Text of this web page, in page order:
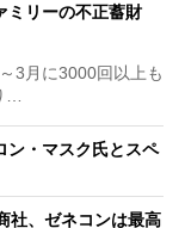
ミリーの不正蓄財
3月に3000回以上も
…
ン・マスク氏とスペ
社、ゼネコンは最高